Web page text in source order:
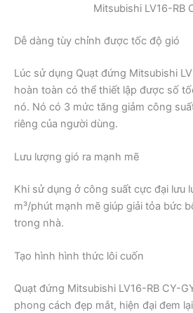
Mitsubishi LV16-RB
Dễ dàng tùy chỉnh được tốc độ gió
Lúc sử dụng Quạt đứng Mitsubishi
hoàn toàn có thể thiết lập được số
nó. Nó có 3 mức tăng giảm công
riêng của người dùng.
Lưu lượng gió ra mạnh mẽ
Khi sử dụng ở công suất cực đại lưu
m³/phút mạnh mẽ giúp giải tỏa bức
trong nhà.
Tạo hình hình thức lôi cuốn
Quạt đứng Mitsubishi LV16-RB CY-
phong cách đẹp mắt, hiện đại đem